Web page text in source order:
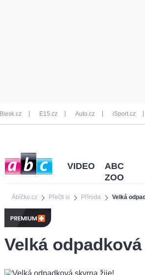
Blesk.cz E15.cz Auto.cz iSport.cz
Ábíčko.cz Přečti si Příroda Velká
VIDEO
ABC
ZOO
Velká